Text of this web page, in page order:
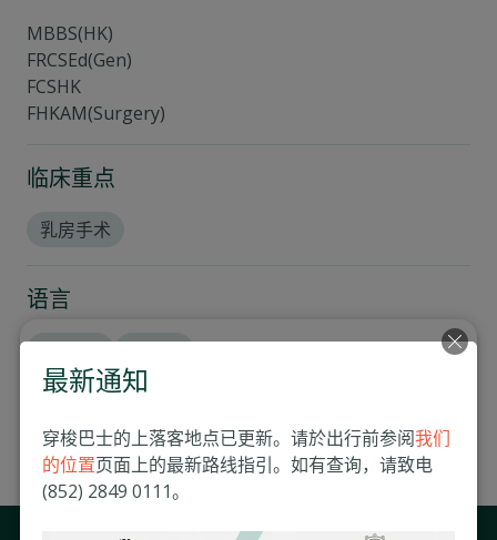
MBBS(HK)
FRCSEd(Gen)
FCSHK
FHKAM(Surgery)
临床重点
乳房手术
语言
额外资讯
相关文章
最新通知
穿梭巴士的上落客地点已更新。请於出行前参阅我们
的位置页面上的最新路线指引。如有查询，请致电
(852) 2849 0111。